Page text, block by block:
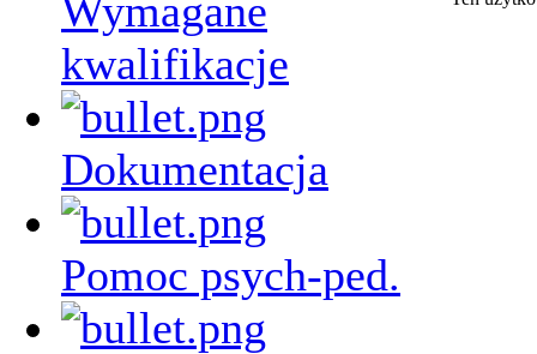
Wymagane
kwalifikacje
Dokumentacja
Pomoc psych-ped.